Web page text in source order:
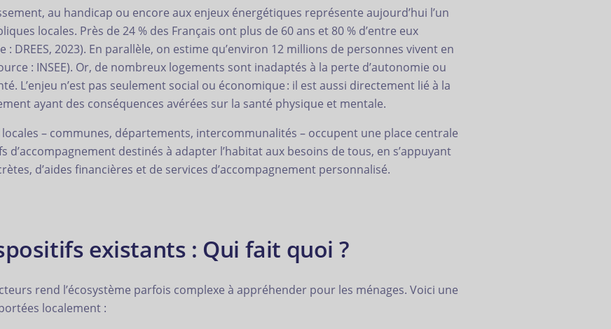
au handicap ou encore aux enjeux énergétiques représente aujourd’hui l’un
locales. Près de 24 % des Français ont plus de 60 ans et 80 % d’entre eux
DREES, 2023). En parallèle, on estime qu’environ 12 millions de personnes vivent en
: INSEE). Or, de nombreux logements sont inadaptés à la perte d’autonomie ou
L’enjeu n’est pas seulement social ou économique : il est aussi directement lié à la
ayant des conséquences avérées sur la santé physique et mentale.
– communes, départements, intercommunalités – occupent une place centrale
destinés à adapter l’habitat aux besoins de tous, en s’appuyant
d’aides financières et de services d’accompagnement personnalisé.
existants : Qui fait quoi ?
rend l’écosystème parfois complexe à appréhender pour les ménages. Voici une
localement :